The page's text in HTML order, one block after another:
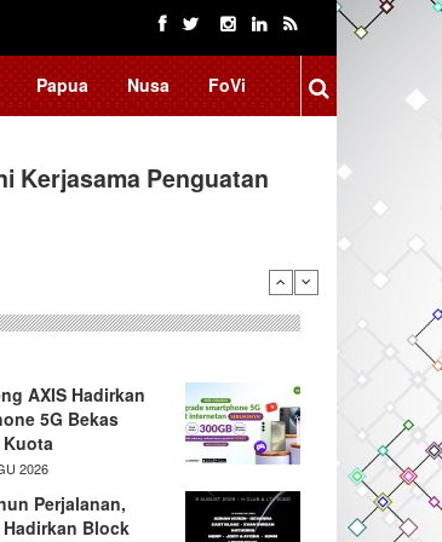
Papua Nusa FoVi
Kerjasama Penguatan
AXIS Hadirkan
5G Bekas
2026
Perjalanan,
Block